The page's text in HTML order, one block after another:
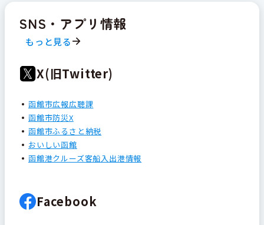
SNS・アプリ情報
もっと見る
X(旧Twitter)
函館市広報広聴課
函館市防災X
函館市ふるさと納税
おいしい函館
函館港クルーズ客船入出港情報
Facebook